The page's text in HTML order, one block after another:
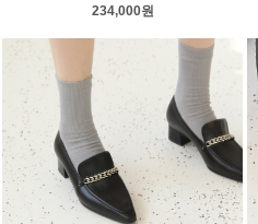
234,000원